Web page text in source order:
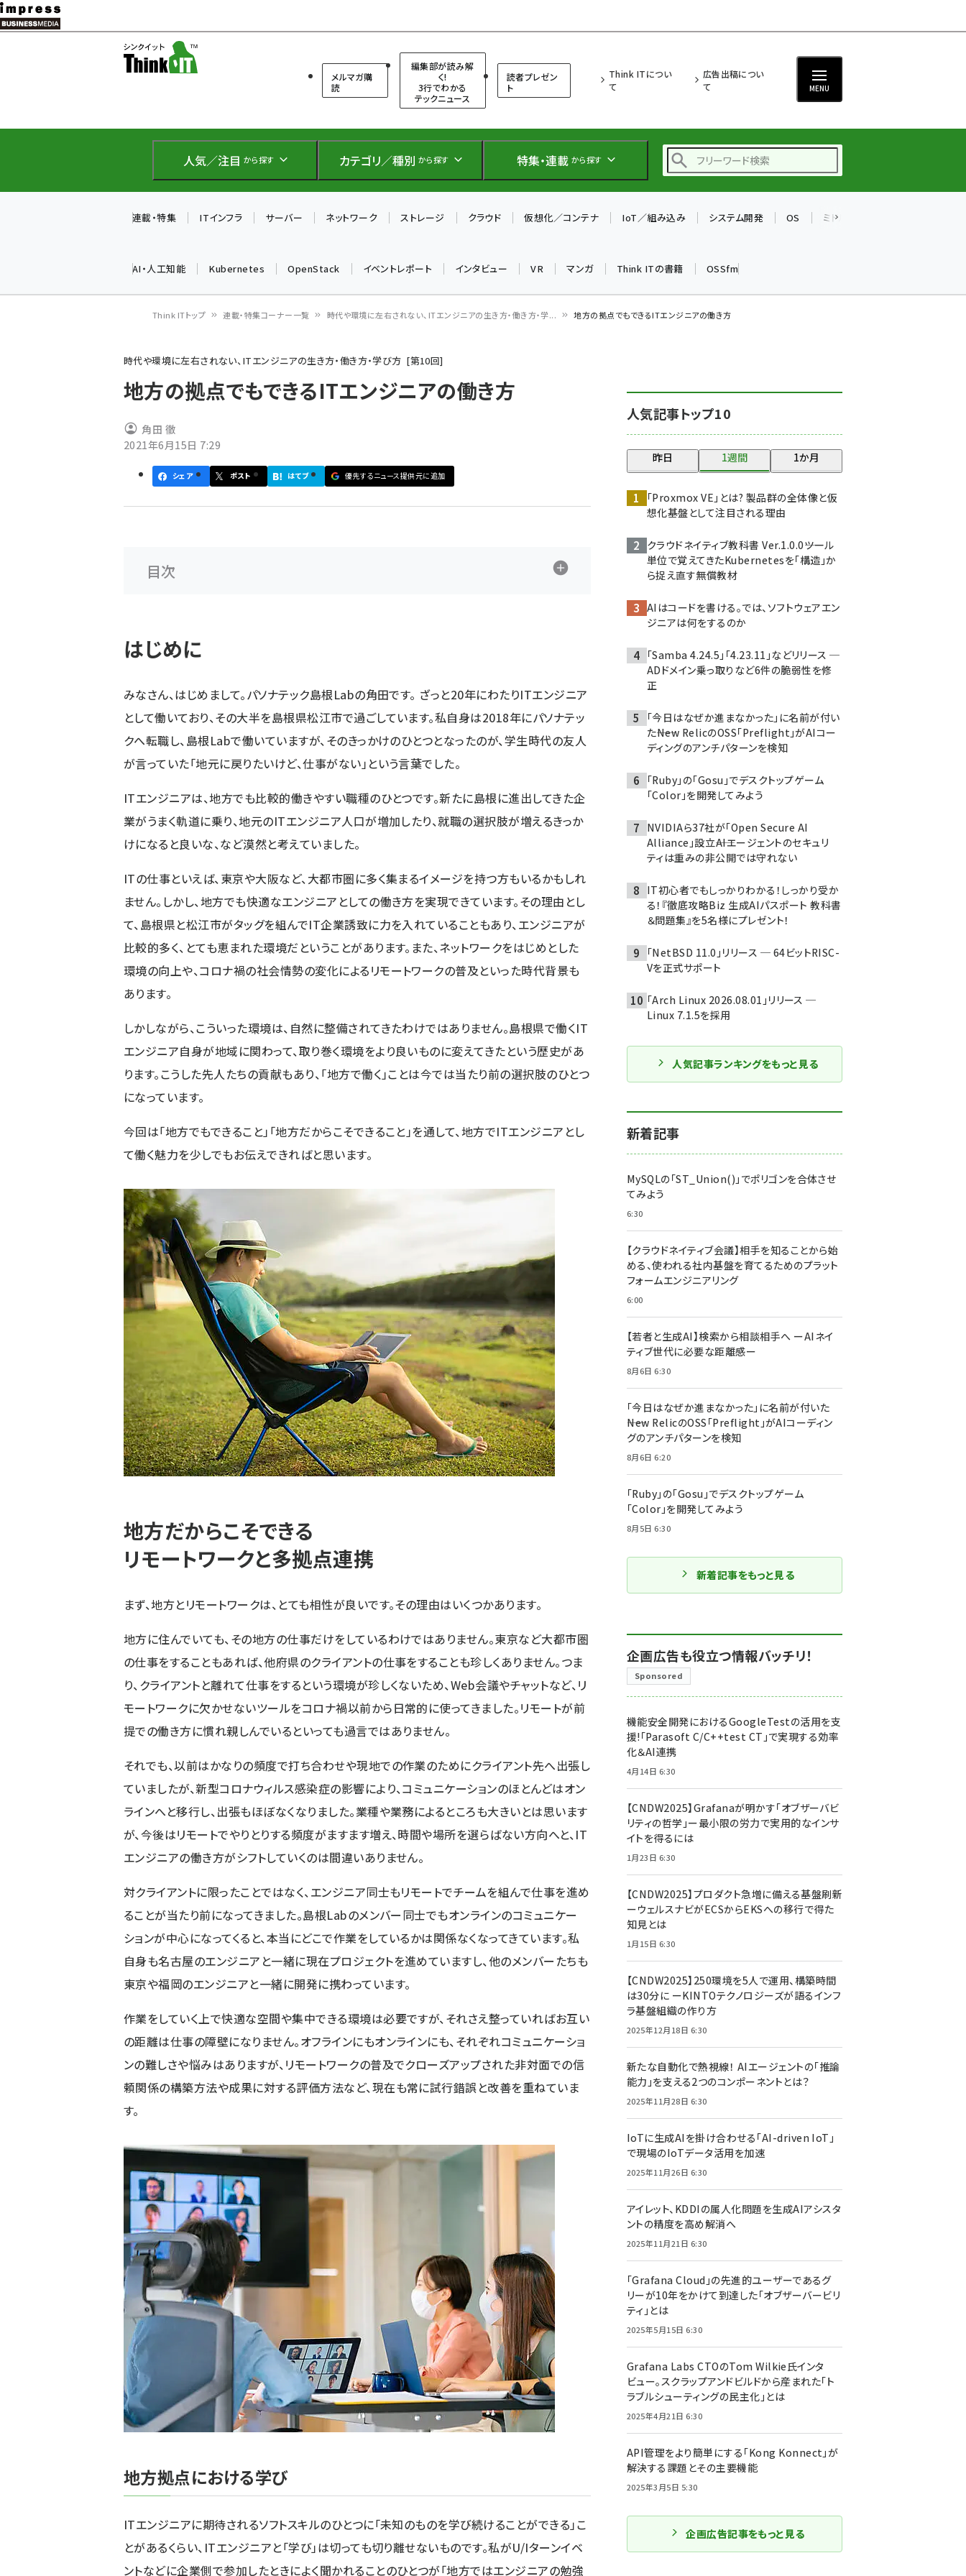
メ
イ
テ
に
メルマガ購
読
編集部が読み解
く!
3行でわかる
テックニュース
読者プレゼン
ト
Think ITについ
て
広告出稿につい
て
MENU
人気／注目 から探す カテゴリ／種別 から探す 特集・連載 から探す
仲間と築いた勝利の絆～
iot女子会 (2273)
drupal (1947)
genai (1477)
abc123 (1352)
連載・特集 ITインフラ サーバー ネットワーク ストレージ クラウド 仮想化／コンテナ IoT／組み込み システム開発 OS ミドルウェア
AI・人工知能 Kubernetes OpenStack イベントレポート インタビュー VR マンガ Think ITの書籍 OSSfm
ン
く
ず
Think ITトップ 連載・特集コーナー一覧 時代や環境に左右されない、ITエンジニアの生き方・働き方・学... 地方の拠点でもできるITエンジニアの働き方
時代や環境に左右されない、ITエンジニアの生き方・働き方・学び方 第10回
地方の拠点でもできるITエンジニアの働き方
角田 徹
2021年6月15日 7:29
シェア ポスト はてブ 優先するニュース提供元に追加
目次
はじめに
みなさん、はじめまして。パソナテック島根Labの角田です。 ざっと20年にわたりITエンジニア
として働いており、その大半を島根県松江市で過ごしています。私自身は2018年にパソナテッ
クへ転職し、島根Labで働いていますが、そのきっかけのひとつとなったのが、学生時代の友人
が言っていた「地元に戻りたいけど、仕事がない」という言葉でした。
ITエンジニアは、地方でも比較的働きやすい職種のひとつです。新たに島根に進出してきた企
業がうまく軌道に乗り、地元のITエンジニア人口が増加したり、就職の選択肢が増えるきっか
けになると良いな、など漠然と考えていました。
ITの仕事といえば、東京や大阪など、大都市圏に多く集まるイメージを持つ方もいるかもしれ
ません。しかし、地方でも快適なエンジニアとしての働き方を実現できています。その理由とし
て、島根県と松江市がタッグを組んでIT企業誘致に力を入れていることもあり、エンジニアが
比較的多く、とても恵まれた環境だということがあります。また、ネットワークをはじめとした
環境の向上や、コロナ禍の社会情勢の変化によるリモートワークの普及といった時代背景も
あります。
しかしながら、こういった環境は、自然に整備されてきたわけではありません。島根県で働くIT
エンジニア自身が地域に関わって、取り巻く環境をより良いものに変えてきたという歴史があ
ります。こうした先人たちの貢献もあり、「地方で働く」ことは今では当たり前の選択肢のひとつ
になっています。
今回は「地方でもできること」「地方だからこそできること」を通して、地方でITエンジニアとし
て働く魅力を少しでもお伝えできればと思います。
地方だからこそできる
リモートワークと多拠点連携
まず、地方とリモートワークは、とても相性が良いです。その理由はいくつかあります。
地方に住んでいても、その地方の仕事だけをしているわけではありません。東京など大都市圏
の仕事をすることもあれば、他府県のクライアントの仕事をすることも珍しくありません。つま
り、クライアントと離れて仕事をするという環境が珍しくないため、Web会議やチャットなど、リ
モートワークに欠かせないツールをコロナ禍以前から日常的に使ってきました。リモートが前
提での働き方に慣れ親しんでいるといっても過言ではありません。
それでも、以前はかなりの頻度で打ち合わせや現地での作業のためにクライアント先へ出張し
ていましたが、新型コロナウィルス感染症の影響により、コミュニケーションのほとんどはオン
ラインへと移行し、出張もほぼなくなりました。業種や業務によるところも大きいとは思います
が、今後はリモートでやりとりする頻度がますます増え、時間や場所を選らばない方向へと、IT
エンジニアの働き方がシフトしていくのは間違いありません。
対クライアントに限ったことではなく、エンジニア同士もリモートでチームを組んで仕事を進め
ることが当たり前になってきました。島根Labのメンバー同士でもオンラインのコミュニケー
ションが中心になってくると、本当にどこで作業をしているかは関係なくなってきています。私
自身も名古屋のエンジニアと一緒に現在プロジェクトを進めていますし、他のメンバーたちも
東京や福岡のエンジニアと一緒に開発に携わっています。
作業をしていく上で快適な空間や集中できる環境は必要ですが、それさえ整っていればお互い
の距離は仕事の障壁になりません。オフラインにもオンラインにも、それぞれコミュニケーショ
ンの難しさや悩みはありますが、リモートワークの普及でクローズアップされた非対面での信
頼関係の構築方法や成果に対する評価方法など、現在も常に試行錯誤と改善を重ねていま
す。
地方拠点における学び
ITエンジニアに期待されるソフトスキルのひとつに「未知のものを学び続けることができる」こ
とがあるくらい、ITエンジニアと「学び」は切っても切り離せないものです。私がU/Iターンイベ
ントなどに企業側で参加したときによく聞かれることのひとつが「地方ではエンジニアの勉強
人気記事トップ10
昨日 1週間 1か月
「Proxmox VE」とは? 製品群の全体像と仮
想化基盤として注目される理由
クラウドネイティブ教科書 Ver.1.0.0――ツール
単位で覚えてきたKubernetesを「構造」か
ら捉え直す無償教材
AIはコードを書ける。では、ソフトウェアエン
ジニアは何をするのか
「Samba 4.24.5」「4.23.11」などリリース ─
ADドメイン乗っ取りなど6件の脆弱性を修
正
「今日はなぜか進まなかった」に名前が付い
た――New RelicのOSS「Preflight」がAIコー
ディングのアンチパターンを検知
「Ruby」の「Gosu」でデスクトップゲーム
「Color」を開発してみよう
NVIDIAら37社が「Open Secure AI
Alliance」設立――AIエージェントのセキュリ
ティは重みの非公開では守れない
IT初心者でもしっかりわかる！しっかり受か
る！『徹底攻略Biz 生成AIパスポート 教科書
＆問題集』を5名様にプレゼント！
「NetBSD 11.0」リリース ─ 64ビットRISC-
Vを正式サポート
「Arch Linux 2026.08.01」リリース ─
Linux 7.1.5を採用
人気記事ランキングをもっと見る
新着記事
MySQLの「ST_Union()」でポリゴンを合体させ
てみよう
6:30
【クラウドネイティブ会議】相手を知ることから始
める、使われる社内基盤を育てるためのプラット
フォームエンジニアリング
6:00
【若者と生成AI】検索から相談相手へ ーAIネイ
ティブ世代に必要な距離感ー
8月6日 6:30
「今日はなぜか進まなかった」に名前が付いた
――New RelicのOSS「Preflight」がAIコーディン
グのアンチパターンを検知
8月6日 6:20
「Ruby」の「Gosu」でデスクトップゲーム
「Color」を開発してみよう
8月5日 6:30
新着記事をもっと見る
企画広告も役立つ情報バッチリ！
Sponsored
機能安全開発におけるGoogleTestの活用を支
援!「Parasoft C/C++test CT」で実現する効率
化＆AI連携
4月14日 6:30
【CNDW2025】Grafanaが明かす「オブザーバビ
リティの哲学」ー最小限の労力で実用的なインサ
イトを得るには
1月23日 6:30
【CNDW2025】プロダクト急増に備える基盤刷新
ーウェルスナビがECSからEKSへの移行で得た
知見とは
1月15日 6:30
【CNDW2025】250環境を5人で運用、構築時間
は30分に ーKINTOテクノロジーズが語るインフ
ラ基盤組織の作り方
2025年12月18日 6:30
新たな自動化で熱視線！ AIエージェントの「推論
能力」を支える2つのコンポーネントとは？
2025年11月28日 6:30
IoTに生成AIを掛け合わせる「AI-driven IoT」
で現場のIoTデータ活用を加速
2025年11月26日 6:30
アイレット、KDDIの属人化問題を生成AIアシスタ
ントの精度を高め解消へ
2025年11月21日 6:30
「Grafana Cloud」の先進的ユーザーであるグ
リーが10年をかけて到達した「オブザーバービリ
ティ」とは
2025年5月15日 6:30
Grafana Labs CTOのTom Wilkie氏インタ
ビュー。スクラップアンドビルドから産まれた「ト
ラブルシューティングの民主化」とは
2025年4月21日 6:30
API管理をより簡単にする「Kong Konnect」が
解決する課題とその主要機能
2025年3月5日 5:30
企画広告記事をもっと見る